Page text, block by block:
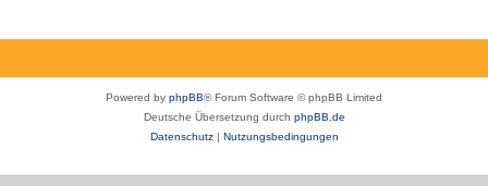
Powered by phpBB® Forum Software © phpBB Limited
Deutsche Übersetzung durch phpBB.de
Datenschutz| Nutzungsbedingungen